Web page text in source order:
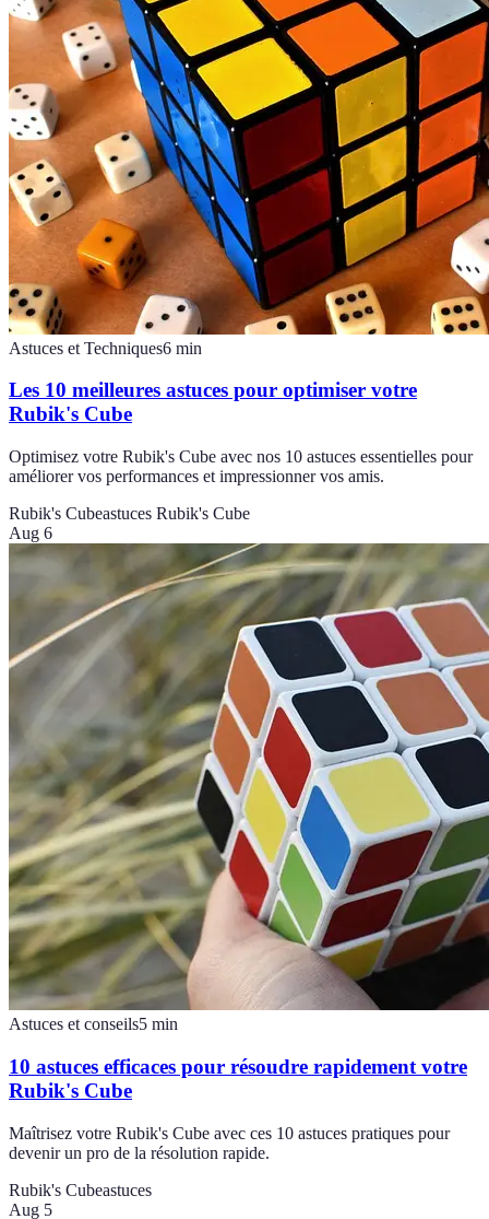
Astuces et Techniques6 min
Les 10 meilleures astuces pour optimiser votre
Rubik's Cube
Optimisez votre Rubik's Cube avec nos 10 astuces essentielles pour
améliorer vos performances et impressionner vos amis.
Rubik's Cubeastuces Rubik's Cube
Aug 6
Astuces et conseils5 min
10 astuces efficaces pour résoudre rapidement votre
Rubik's Cube
Maîtrisez votre Rubik's Cube avec ces 10 astuces pratiques pour
devenir un pro de la résolution rapide.
Rubik's Cubeastuces
Aug 5